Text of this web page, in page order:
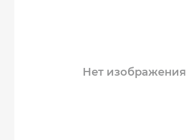
Нет изображения